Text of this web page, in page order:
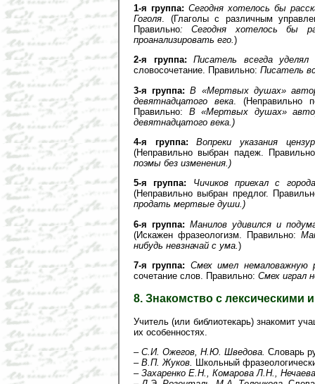
1-я группа: Сегодня хотелось бы
Гоголя . (Глаголы с различным
Правильно: Сегодня хотелось бы
проанализировать его. )
2-я группа:
Писатель всегда
словосочетание. Правильно: Писатель
3-я группа: В «Мертвых душах»
девятнадцатого века . (Неправильно
Правильно: В «Мертвых душах»
девятнадцатого века.)
4-я группа:Вопреки указания
(Неправильно выбран падеж.
поэмы без изменения.)
5-я группа: Чичиков приехал с
(Неправильно выбран предлог.
продать мертвые души.)
6-я группа: Манилов удивился и
(Искажен фразеологизм. Правильно:
нибудь невзначай с ума. )
7-я группа: Смех имел немаловажную
сочетание слов. Правильно: Смех играл
8. Знакомство с лексическими
Учитель (или библиотекарь) знакомит
их особенностях.
–С.И. Ожегов, Н.Ю. Шведова. Словарь
– В.П. Жуков. Школьный
– Захаренко Е.Н., Комарова Л.Н.,